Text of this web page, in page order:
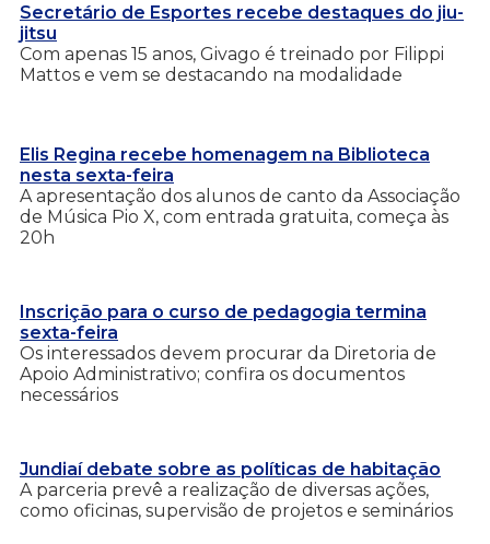
Secretário de Esportes recebe destaques do jiu-
jitsu
Com apenas 15 anos, Givago é treinado por Filippi
Mattos e vem se destacando na modalidade
Elis Regina recebe homenagem na Biblioteca
nesta sexta-feira
A apresentação dos alunos de canto da Associação
de Música Pio X, com entrada gratuita, começa às
20h
Inscrição para o curso de pedagogia termina
sexta-feira
Os interessados devem procurar da Diretoria de
Apoio Administrativo; confira os documentos
necessários
Jundiaí debate sobre as políticas de habitação
A parceria prevê a realização de diversas ações,
como oficinas, supervisão de projetos e seminários